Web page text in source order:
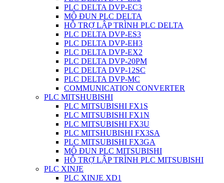
PLC DELTA DVP-EC3
MÔ ĐUN PLC DELTA
HỖ TRỢ LẬP TRÌNH PLC DELTA
PLC DELTA DVP-ES3
PLC DELTA DVP-EH3
PLC DELTA DVP-EX2
PLC DELTA DVP-20PM
PLC DELTA DVP-12SC
PLC DELTA DVP-MC
COMMUNICATION CONVERTER
PLC MITSHUBISHI
PLC MITSUBISHI FX1S
PLC MITSUBISHI FX1N
PLC MITSUBISHI FX3U
PLC MITSHUBISHI FX3SA
PLC MITSUBISHI FX3GA
MÔ ĐUN PLC MITSUBISHI
HỖ TRỢ LẬP TRÌNH PLC MITSUBISHI
PLC XINJE
PLC XINJE XD1